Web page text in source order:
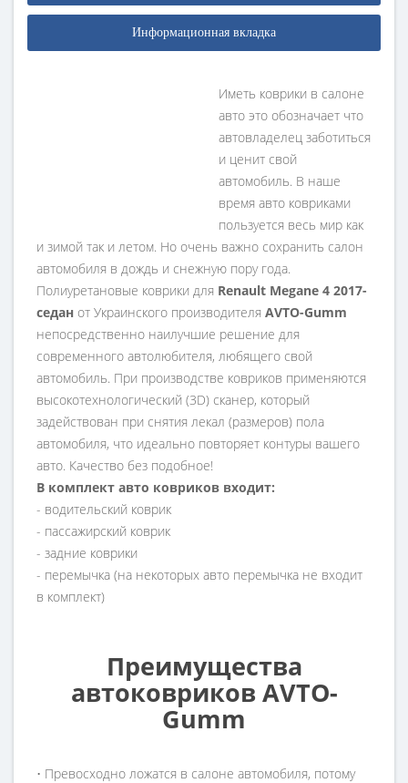
Информационная вкладка
Иметь коврики в салоне
авто это обозначает что
автовладелец заботиться
и ценит свой
автомобиль. В наше
время авто ковриками
пользуется весь мир как
и зимой так и летом. Но очень важно сохранить салон
автомобиля в дождь и снежную пору года.
Полиуретановые коврики для Renault Megane 4 2017-
седан от Украинского производителя AVTO-Gumm
непосредственно наилучшие решение для
современного автолюбителя, любящего свой
автомобиль. При производстве ковриков применяются
высокотехнологический (3D) сканер, который
задействован при снятия лекал (размеров) пола
автомобиля, что идеально повторяет контуры вашего
авто. Качество без подобное!
В комплект авто ковриков входит:
- водительский коврик
- пассажирский коврик
- задние коврики
- перемычка (на некоторых авто перемычка не входит
в комплект)
Преимущества
автоковриков AVTO-
Gumm
• Превосходно ложатся в салоне автомобиля, потому